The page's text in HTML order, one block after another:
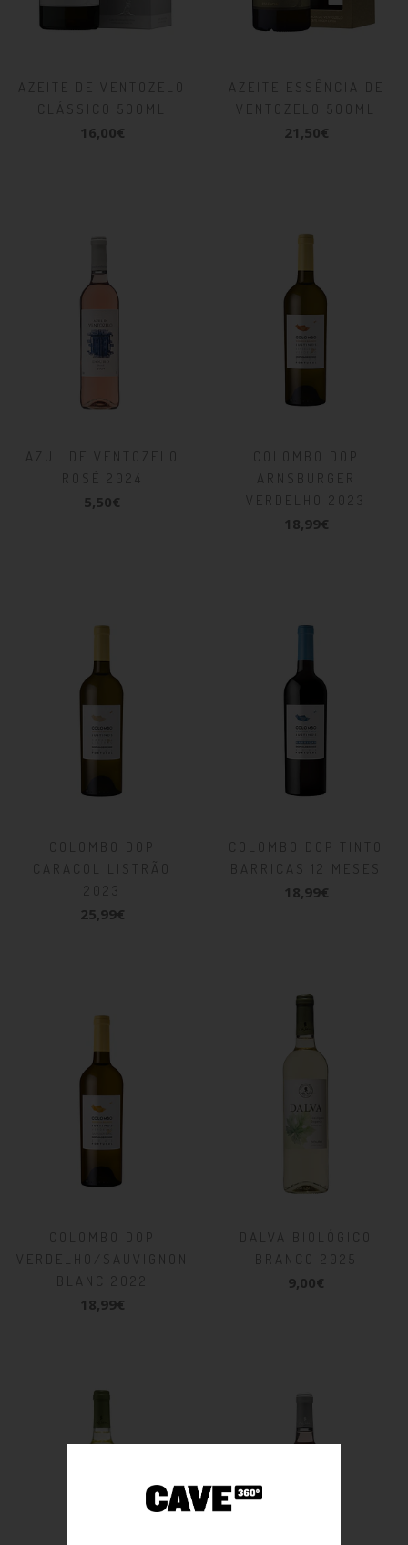
AZEITE DE VENTOZELO
CLÁSSICO 500ML
16,00€
AZEITE ESSÊNCIA DE
VENTOZELO 500ML
21,50€
AZUL DE VENTOZELO
ROSÉ 2024
5,50€
COLOMBO DOP
ARNSBURGER
VERDELHO 2023
18,99€
COLOMBO DOP
CARACOL LISTRÃO
25,99€
COLOMBO DOP TINTO
BARRICAS 12 MESES
18,99€
COLOMBO DOP
VERDELHO/SAUVIGNON
BLANC 2022
18,99€
DALVA BIOLÓGICO
BRANCO 2025
9,00€